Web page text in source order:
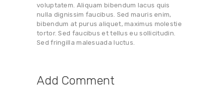
voluptatem. Aliquam bibendum lacus quis
nulla dignissim faucibus. Sed mauris enim,
bibendum at purus aliquet, maximus molestie
tortor. Sed faucibus et tellus eu sollicitudin.
Sed fringilla malesuada luctus.
Add Comment